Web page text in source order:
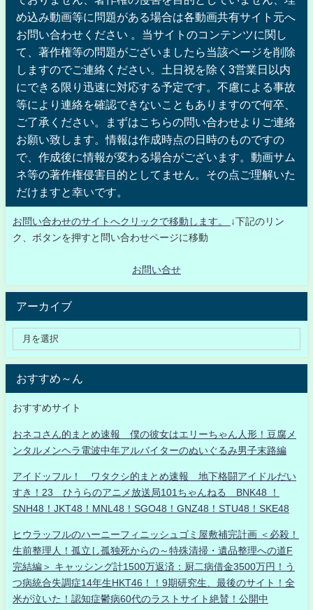
め込み動画等に問題がある場合は各動画共有サイト元へ
お問い合わせください 。当サイトのコンテンツに関し
て、著作権等の問題がございましたら当該ページを削除
しますのでご連絡ください。土日祝を除く3営業日以内
にできる限り迅速に対応する予定です。不慮による事故
等により連絡を確認できないこともありますので何卒、
ご了承ください。まずはこちらの問い合わせよりご連絡
お願い致します。情報は作成時点の日時のものですの
で、作成後に情報が変わる場合がございます。動画サム
ネ等の著作権侵害目的としてません。その点ご理解いた
だけますと幸いです。
お問い合わせのサイトへクリックで移動します。
↓下記のリン
ク、ボタンを押すと問い合わせページに移動
お問い合せ
アーカイブ
おすすめ～ん
おすすめサイト
おネコさん的まとめ速報 僕の彼女はエリーちゃん人形！豆腐メ
ンタルメンヘラ電波中年アルバイターのぬいぐるみ男子末路編
アイドッフル！ ワタクシ的まとめ速報 地下格闘アイドルだい
すき！23 ひうらのアニメ放送局101ちゃんねる BNK48 ！
SNH48！JKT48！MNL48！SGO48！GNZ48！STU48！SKE48
ヒウラッフルのハーニーフィニッシュゴミ屋敷補完計画 ＜必殺！
生前整理人！孤立し孤独死からの～特殊清掃・遺品整理への道F
完結編＞ キャッシング計1500万返済：厨二病借金3500万円！う
つ病統合失調症14年生HKT46！！9期研究生、最後のサイト！全
米が泣いた！認知症鬱病60代のラストサイト絶賛！公開中